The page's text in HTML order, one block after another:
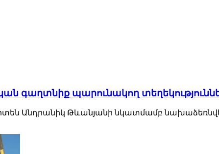
գաղտնիք պարունակող
Անդրանիկ Թևանյանի նկատմամբ